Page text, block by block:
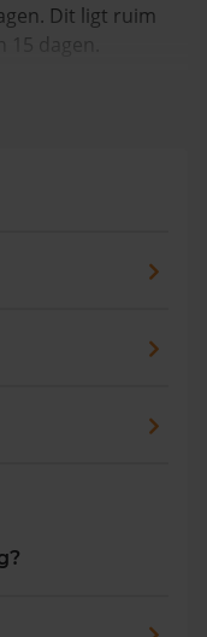
Dit ligt ruim
dagen.
De gemiddelde
12 maanden is